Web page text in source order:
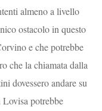
almeno a livello
ostacolo in questo
e che potrebbe
che la chiamata dalla
dovessero andare su
potrebbe